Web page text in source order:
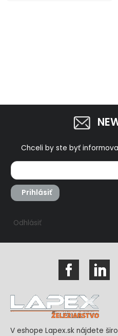
Chceli by ste byť
Prihlásiť
Odhlásiť
V eshope Lapex.sk nájdete